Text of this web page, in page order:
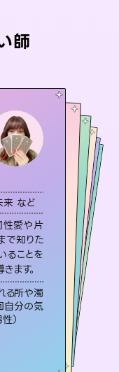
師
来 など
性愛や片
で知りた
ることを
ます。
る所や濁
自分の気
）
）
復縁 など
「曖昧な関
、友達以上
や本音を丁
きます。
ス通りに行
た。ありが
性）
の差 など
どの報告実績
2万超の施術経
定で、より良
。
。しかもこち
視えていらっ
30代女性）
クル
リ
気持ち など
ヒントを優しく引き出します。
いに晴れまし
ゃるんだなと
）
花
ディング
ゴリ
復縁 など
の選択肢があり
くなっているあな
け、その未来を
イスします。
係、本心など
っくり。対策が
す（40代）
ディング
ゴリ
持ち、復縁 など
を持つ東洋最古の
で占い、幸せへ向
厳しい結果にも具
します。
聞いて鑑定して
が楽になりまし